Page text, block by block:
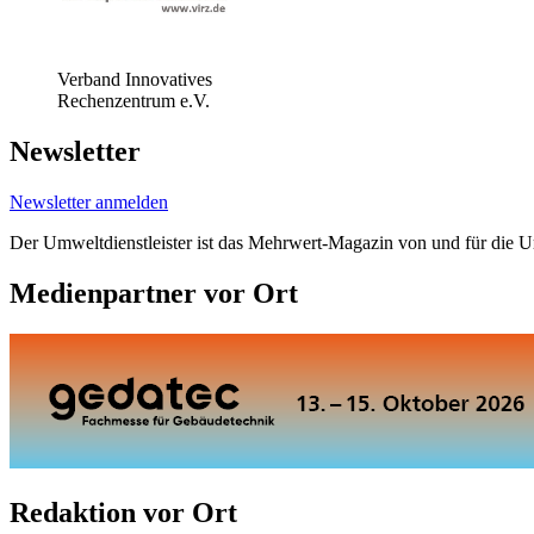
Verband Innovatives
Rechenzentrum e.V.
Newsletter
Newsletter anmelden
Der Umweltdienstleister ist das Mehrwert-Magazin von und für die
Medienpartner vor Ort
Redaktion vor Ort